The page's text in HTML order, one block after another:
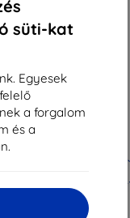
süti-kat
Egyesek
a forgalom
és a
Cubot C20